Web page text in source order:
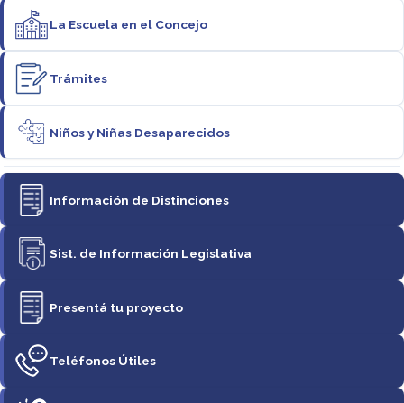
La Escuela en el Concejo
Trámites
Niños y Niñas Desaparecidos
Información de Distinciones
Sist. de Información Legislativa
Presentá tu proyecto
Teléfonos Útiles